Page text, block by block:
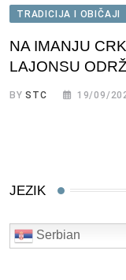
TRADICIJA I OBIČAJI
NA IMANJU
LAJONSU
BYSTC 19/09/
JEZIK
Serbian